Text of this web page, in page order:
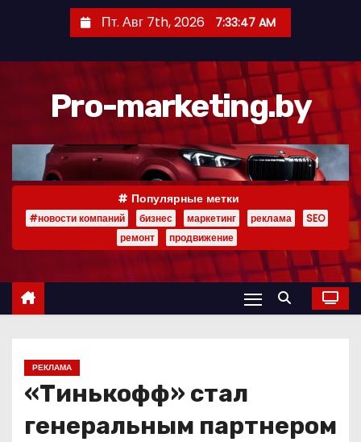
р
Пт. Авг 7th, 2026 7:33:47 AM
Pro-marketing.by
Популярные метки
#новости компаний бизнес маркетинг реклама
SEO
ремонт
продвижение
РЕКЛАМА
«Тинькофф» стал
генеральным партнером